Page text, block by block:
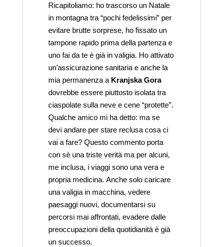
Ricapitoliamo: ho trascorso un Natale
in montagna tra “pochi fedelissimi” per
evitare brutte sorprese, ho fissato un
tampone rapido prima della partenza e
uno fai da te è già in valigia. Ho attivato
un’assicurazione sanitaria e anche la
mia permanenza a Kranjska Gora
dovrebbe essere piuttosto isolata tra
ciaspolate sulla neve e cene “protette”.
Qualche amico mi ha detto: ma se
devi andare per stare reclusa cosa ci
vai a fare? Questo commento porta
con sè una triste verità ma per alcuni,
me inclusa, i viaggi sono una vera e
propria medicina. Anche solo caricare
una valigia in macchina, vedere
paesaggi nuovi, documentarsi su
percorsi mai affrontati, evadere dalle
preoccupazioni della quotidianità è già
un successo.